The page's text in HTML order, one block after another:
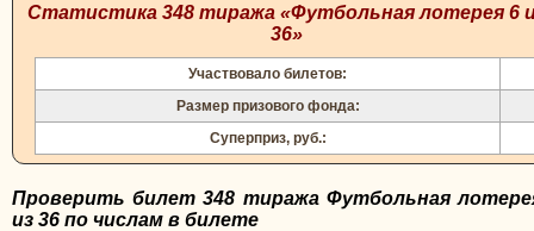
Статистика 348 тиража «Футбольная лотерея 6
36»
Участвовало билетов:
Размер призового фонда:
Суперприз, руб.:
Проверить билет 348 тиража Футбольная
из 36 по числам в билете